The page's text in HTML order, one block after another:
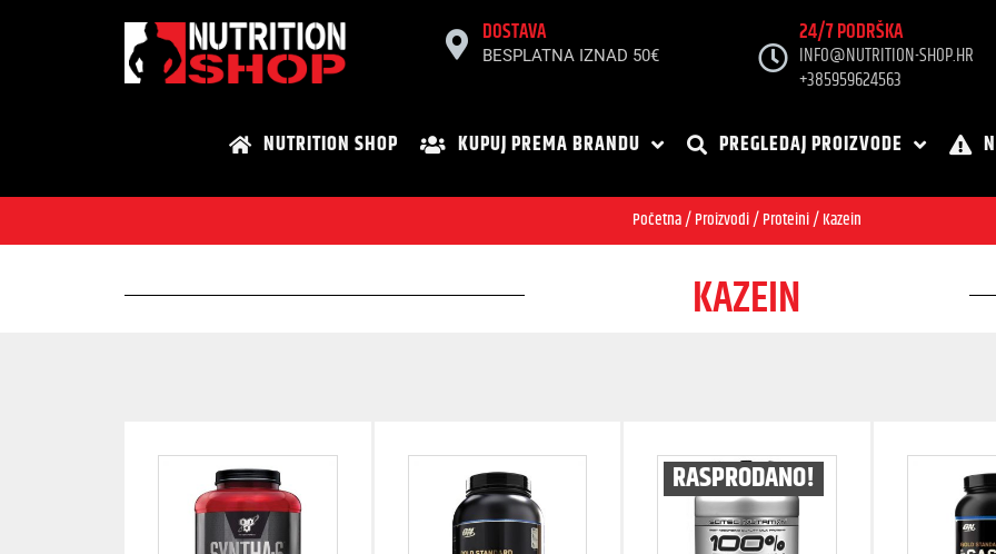
DOSTAVA
BESPLATNA IZNAD 50€
24/7 PODRŠKA
INFO@NUTRITION-SHOP.HR
+385959624563
NUTRITION SHOP KUPUJ PREMA BRANDU PREGLEDAJ PROIZVODE
Početna/Proizvodi/Proteini/ Kazein
KAZEIN
RASPRODANO!